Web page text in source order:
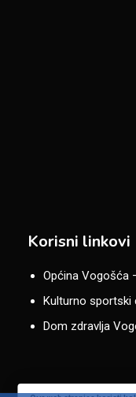
Korisni linkovi
Općina Vogošća
Kulturno
Dom zdravlja